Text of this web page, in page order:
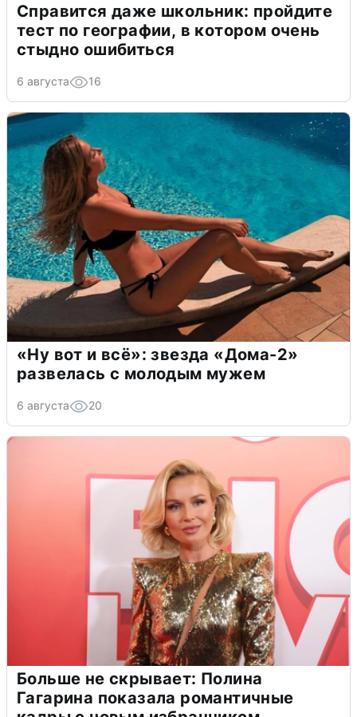
Справится даже школьник: пройдите
тест по географии, в котором очень
стыдно ошибиться
6 августа 16
«Ну вот и всё»: звезда «Дома-2»
развелась с молодым мужем
6 августа 20
Больше не скрывает: Полина
Гагарина показала романтичные